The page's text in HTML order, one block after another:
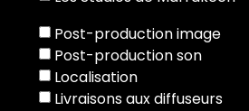
Post-production image
Post-production son
Localisation
Livraisons aux diffuseurs